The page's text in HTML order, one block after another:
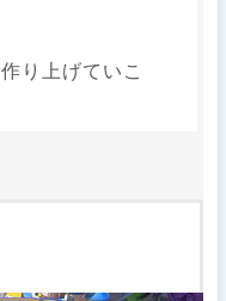
り上げていこ